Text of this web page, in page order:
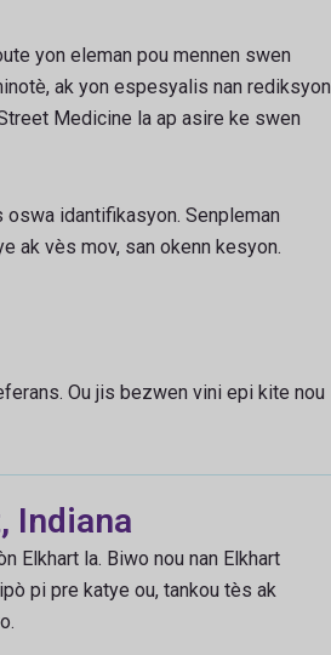
yon eleman pou mennen swen
ak yon espesyalis nan rediksyon
Medicine la ap asire ke swen
idantifikasyon. Senpleman
ak vès mov, san okenn kesyon.
Ou jis bezwen vini epi kite nou
Indiana
Elkhart la. Biwo nou nan Elkhart
pi pre katye ou, tankou tès ak